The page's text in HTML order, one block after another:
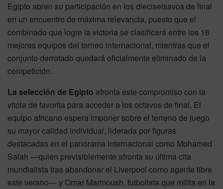
Egipto abren su participación en los dieciseisavos de final
en un encuentro de máxima relevancia, puesto que el
combinado que logre la victoria se clasificará entre los 16
mejores equipos del torneo internacional, mientras que el
conjunto derrotado quedará oficialmente eliminado de la
competición.
La selección de Egipto afronta este compromiso con la
vitola de favorita para acceder a los octavos de final. El
equipo africano espera imponer sobre el terreno de juego
su mayor calidad individual, liderada por figuras
destacadas en el panorama internacional como Mohamed
Salah —quien previsiblemente afronta su última cita
mundialista tras abandonar el Liverpool como agente libre
este verano— y Omar Marmoush, futbolista que milita en la